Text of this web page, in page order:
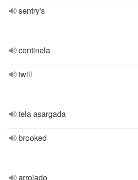
sentry's
centinela
twill
tela asargada
brooked
arrojado